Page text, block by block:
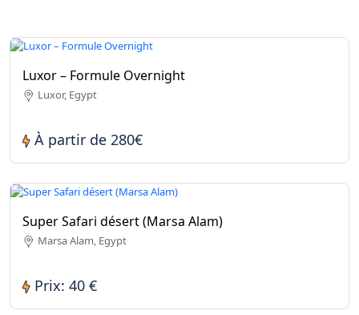
Luxor – Formule Overnight
Luxor, Egypt
À partir de 280€
Super Safari désert (Marsa Alam)
Marsa Alam, Egypt
Prix: 40 €